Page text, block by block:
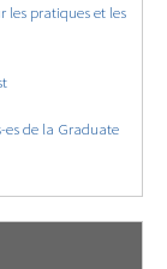
les pratiques et les
es de la Graduate